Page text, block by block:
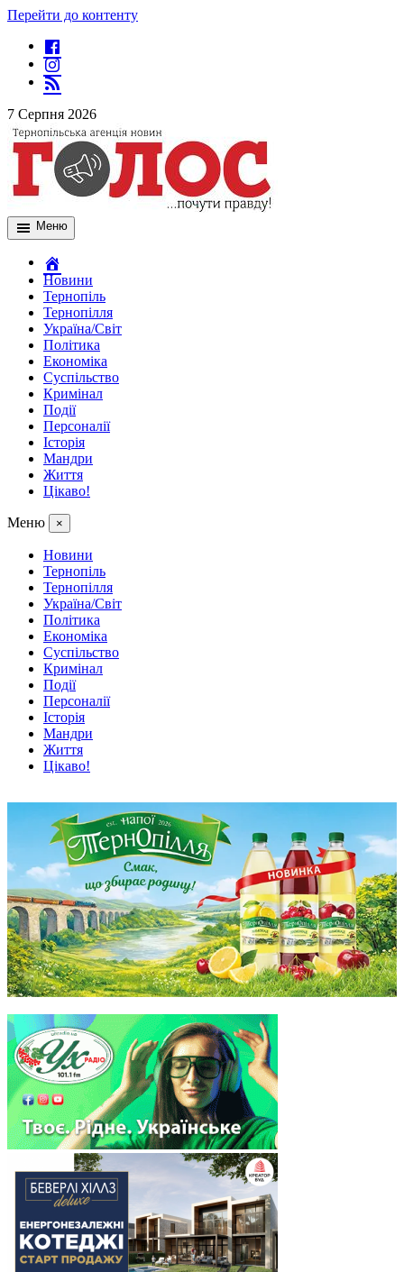
Перейти до контенту
7 Серпня 2026
Меню
Новини
Тернопіль
Тернопілля
Україна/Світ
Політика
Економіка
Суспільство
Кримінал
Події
Персоналії
Історія
Мандри
Життя
Цікаво!
Меню ×
Новини
Тернопіль
Тернопілля
Україна/Світ
Політика
Економіка
Суспільство
Кримінал
Події
Персоналії
Історія
Мандри
Життя
Цікаво!